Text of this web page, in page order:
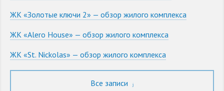
ЖК «Золотые ключи 2» — обзор жилого комплекса
ЖК «Alero House» — обзор жилого комплекса
ЖК «St. Nickolas» — обзор жилого комплекса
Все записи